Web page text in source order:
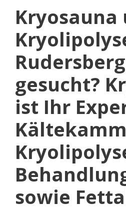
Kryosauna
Rudersberg
gesucht?
ist Ihr
sowie